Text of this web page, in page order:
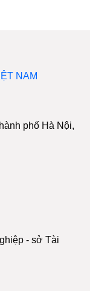
NAM
phố Hà Nội,
- sở Tài